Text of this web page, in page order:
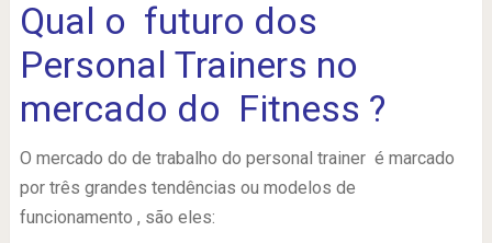
Qual o futuro dos
Personal Trainers no
mercado do Fitness ?
O mercado do de trabalho do personal trainer é marcado
por três grandes tendências ou modelos de
funcionamento , são eles: